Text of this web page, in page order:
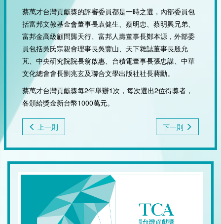
蔡萬才台灣貢獻獎的評審委員都是一時之選，內部委員包
括富邦文教基金會董事長袁健生、蔡明忠、蔡明興兄弟、
富邦金高級顧問龔天行、富邦人壽董事長鄭本源，外部委
員包括吳氏宗親會理事長吳豐山、天下雜誌董事長殷允
芃、中央研究院院長翁啟惠、台積電董事長張忠謀、中華
文化總會會長劉兆玄及聯合文學出版社社長蔣勳。
蔡萬才台灣貢獻獎每2年舉辦1次，每次選出2位得獎者，
各頒給獎金新台幣1000萬元。
上一則 下一則